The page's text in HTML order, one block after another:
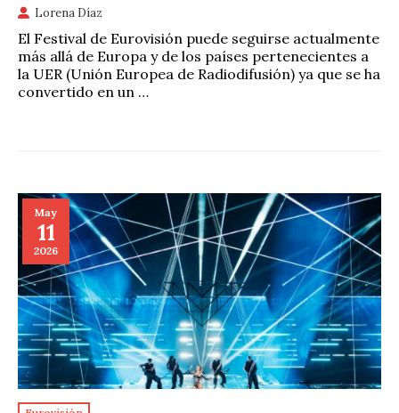
Lorena Díaz
El Festival de Eurovisión puede seguirse actualmente
más allá de Europa y de los países pertenecientes a
la UER (Unión Europea de Radiodifusión) ya que se ha
convertido en un …
May
11
2026